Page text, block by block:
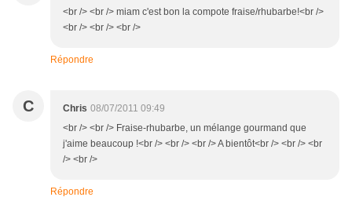
<br /> <br /> miam c'est bon la compote fraise/rhubarbe!<br />
<br /> <br /> <br />
Répondre
C Chris 08/07/2011 09:49
<br /> <br /> Fraise-rhubarbe, un mélange gourmand que
j'aime beaucoup !<br /> <br /> <br /> A bientôt<br /> <br /> <br
/> <br />
Répondre